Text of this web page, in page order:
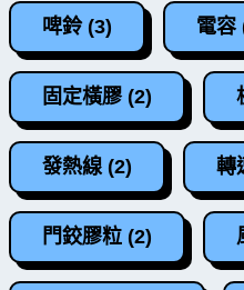
啤鈴 (3) 電容
固定橫膠 (2)
發熱線 (2) 轉
門鉸膠粒 (2)